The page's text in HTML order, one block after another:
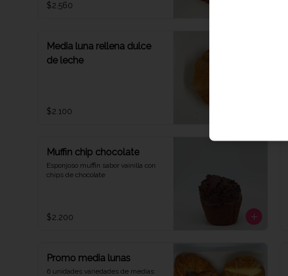
$2.560
Media luna rellena dulce
de leche
$2.100
Muffin chip chocolate
Esponjoso muffin sabor vainilla con
chips de chocolate
$2.200
Promo media lunas
6 unidades variedades de medias